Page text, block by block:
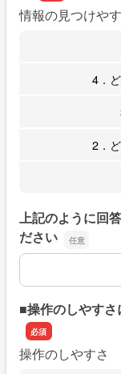
情報の見つけや
4．
2．
上記のように回
ださい
上記のように回
■操作のしやす
操作のしやすさ